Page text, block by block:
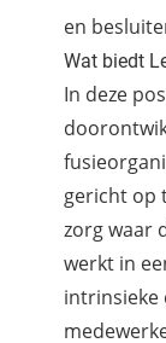
en
Wat biedt
In deze
gericht op
zorg waar
werkt in
intrinsieke